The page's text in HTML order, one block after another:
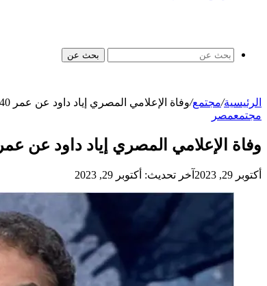
بحث عن
الرئيسية/مجتمع/وفاة الإعلامي المصري إياد داود عن عمر 40 سنة وأخوه الصحفي خالد داود يكشف السبب
مجتمعمصر
وفاة الإعلامي المصري إياد داود عن عمر 40 سنة وأخوه الصحفي خالد داود يكشف السبب
أكتوبر 29, 2023 آخر تحديث: أكتوبر 29, 2023